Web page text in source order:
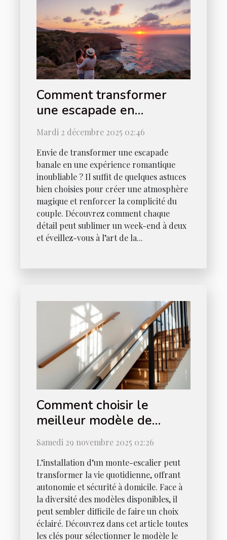
Comment transformer
une escapade en
expérience romantique
ultime ?
Mardi 2 décembre 2025 02:46
Envie de transformer une escapade
banale en une expérience romantique
inoubliable ? Il suffit de quelques astuces
bien choisies pour créer une atmosphère
magique et renforcer la complicité du
couple. Découvrez comment chaque
détail peut sublimer un week-end à deux
et éveillez-vous à l’art de la...
Comment choisir le
meilleur modèle de
monte-escalier pour votre
maison ?
Samedi 29 novembre 2025 02:26
L’installation d’un monte-escalier peut
transformer la vie quotidienne, offrant
autonomie et sécurité à domicile. Face à
la diversité des modèles disponibles, il
peut sembler difficile de faire un choix
éclairé. Découvrez dans cet article toutes
les clés pour sélectionner le modèle le